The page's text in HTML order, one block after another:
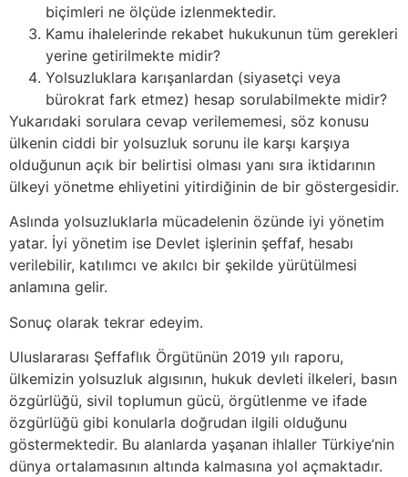
biçimleri ne ölçüde izlenmektedir.
Kamu ihalelerinde rekabet hukukunun tüm gerekleri
yerine getirilmekte midir?
Yolsuzluklara karışanlardan (siyasetçi veya
bürokrat fark etmez) hesap sorulabilmekte midir?
Yukarıdaki sorulara cevap verilememesi, söz konusu
ülkenin ciddi bir yolsuzluk sorunu ile karşı karşıya
olduğunun açık bir belirtisi olması yanı sıra iktidarının
ülkeyi yönetme ehliyetini yitirdiğinin de bir göstergesidir.
Aslında yolsuzluklarla mücadelenin özünde iyi yönetim
yatar. İyi yönetim ise Devlet işlerinin şeffaf, hesabı
verilebilir, katılımcı ve akılcı bir şekilde yürütülmesi
anlamına gelir.
Sonuç olarak tekrar edeyim.
Uluslararası Şeffaflık Örgütünün 2019 yılı raporu,
ülkemizin yolsuzluk algısının, hukuk devleti ilkeleri, basın
özgürlüğü, sivil toplumun gücü, örgütlenme ve ifade
özgürlüğü gibi konularla doğrudan ilgili olduğunu
göstermektedir. Bu alanlarda yaşanan ihlaller Türkiye’nin
dünya ortalamasının altında kalmasına yol açmaktadır.